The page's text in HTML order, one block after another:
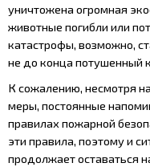
уничтожена огромная
животные погибли или
катастрофы, возможно,
не до конца потушенный
К сожалению, несмотря
меры, постоянные
правилах пожарной
эти правила, поэтому и
продолжает оставаться